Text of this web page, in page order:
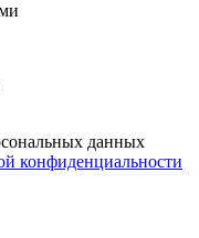
данных
конфиденциальности